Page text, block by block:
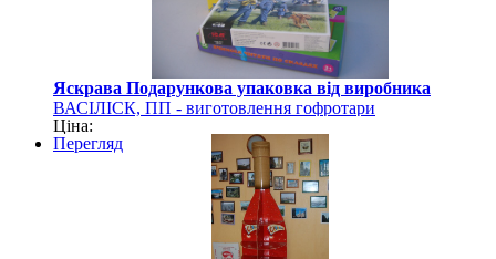
Яскрава Подарункова упаковка від виробника
ВАСІЛІСК, ПП - виготовлення гофротари
Ціна:
Перегляд